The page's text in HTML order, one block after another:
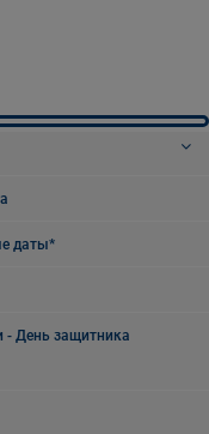
даты*
- День защитника